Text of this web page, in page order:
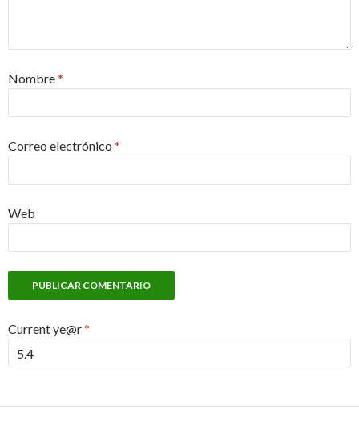
Nombre*
Correo electrónico *
Web
Current ye@r*